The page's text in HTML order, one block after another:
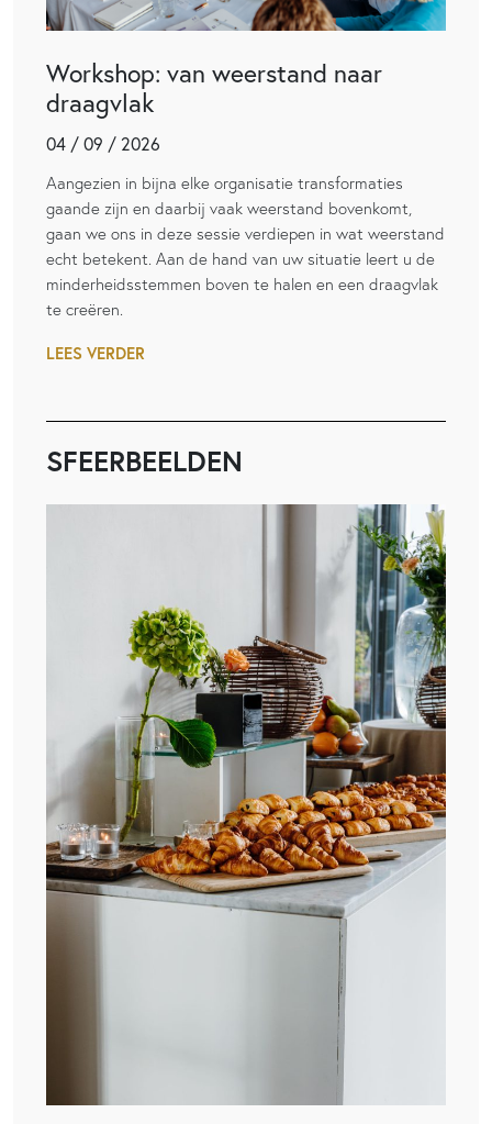
Workshop: van weerstand naar
draagvlak
04 / 09 / 2026
Aangezien in bijna elke organisatie transformaties
gaande zijn en daarbij vaak weerstand bovenkomt,
gaan we ons in deze sessie verdiepen in wat weerstand
echt betekent. Aan de hand van uw situatie leert u de
minderheidsstemmen boven te halen en een draagvlak
te creëren.
LEES VERDER
SFEERBEELDEN